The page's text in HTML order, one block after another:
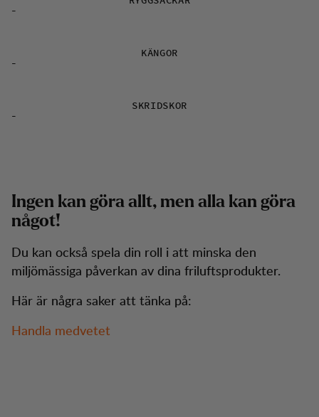
-
KÄNGOR
-
SKRIDSKOR
-
Ingen kan göra allt, men alla kan göra
något!
Du kan också spela din roll i att minska den
miljömässiga påverkan av dina friluftsprodukter.
Här är några saker att tänka på:
Handla medvetet